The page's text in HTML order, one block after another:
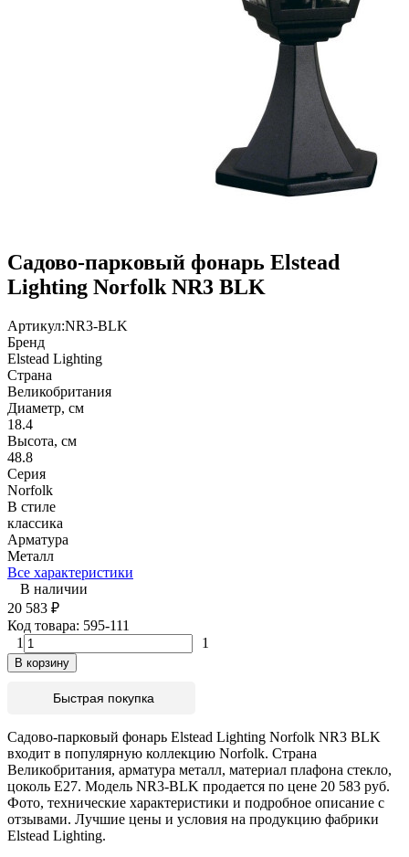
Садово-парковый фонарь Elstead
Lighting Norfolk NR3 BLK
Артикул:NR3-BLK
Бренд
Elstead Lighting
Страна
Великобритания
Диаметр, см
18.4
Высота, см
48.8
Серия
Norfolk
В стиле
классика
Арматура
Металл
Все характеристики
В наличии
20 583 ₽
Код товара: 595-111
1
1
В корзину
Быстрая покупка
Садово-парковый фонарь Elstead Lighting Norfolk NR3 BLK
входит в популярную коллекцию Norfolk. Страна
Великобритания, арматура металл, материал плафона стекло,
цоколь E27. Модель NR3-BLK продается по цене 20 583 руб.
Фото, технические характеристики и подробное описание с
отзывами. Лучшие цены и условия на продукцию фабрики
Elstead Lighting.